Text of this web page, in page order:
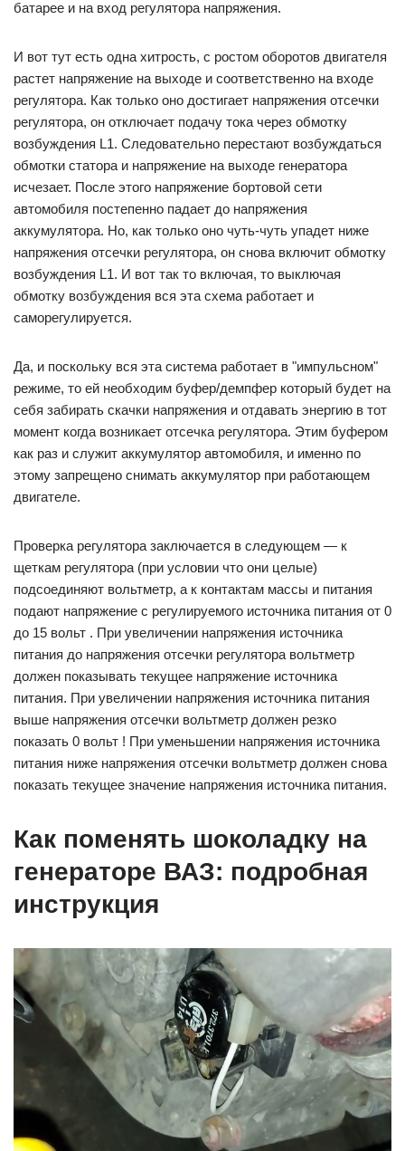
батарее и на вход регулятора напряжения.
И вот тут есть одна хитрость, с ростом оборотов двигателя
растет напряжение на выходе и соответственно на входе
регулятора. Как только оно достигает напряжения отсечки
регулятора, он отключает подачу тока через обмотку
возбуждения L1. Следовательно перестают возбуждаться
обмотки статора и напряжение на выходе генератора
исчезает. После этого напряжение бортовой сети
автомобиля постепенно падает до напряжения
аккумулятора. Но, как только оно чуть-чуть упадет ниже
напряжения отсечки регулятора, он снова включит обмотку
возбуждения L1. И вот так то включая, то выключая
обмотку возбуждения вся эта схема работает и
саморегулируется.
Да, и поскольку вся эта система работает в "импульсном"
режиме, то ей необходим буфер/демпфер который будет на
себя забирать скачки напряжения и отдавать энергию в тот
момент когда возникает отсечка регулятора. Этим буфером
как раз и служит аккумулятор автомобиля, и именно по
этому запрещено снимать аккумулятор при работающем
двигателе.
Проверка регулятора заключается в следующем — к
щеткам регулятора (при условии что они целые)
подсоединяют вольтметр, а к контактам массы и питания
подают напряжение с регулируемого источника питания от 0
до 15 вольт . При увеличении напряжения источника
питания до напряжения отсечки регулятора вольтметр
должен показывать текущее напряжение источника
питания. При увеличении напряжения источника питания
выше напряжения отсечки вольтметр должен резко
показать 0 вольт ! При уменьшении напряжения источника
питания ниже напряжения отсечки вольтметр должен снова
показать текущее значение напряжения источника питания.
Как поменять шоколадку на
генераторе ВАЗ: подробная
инструкция